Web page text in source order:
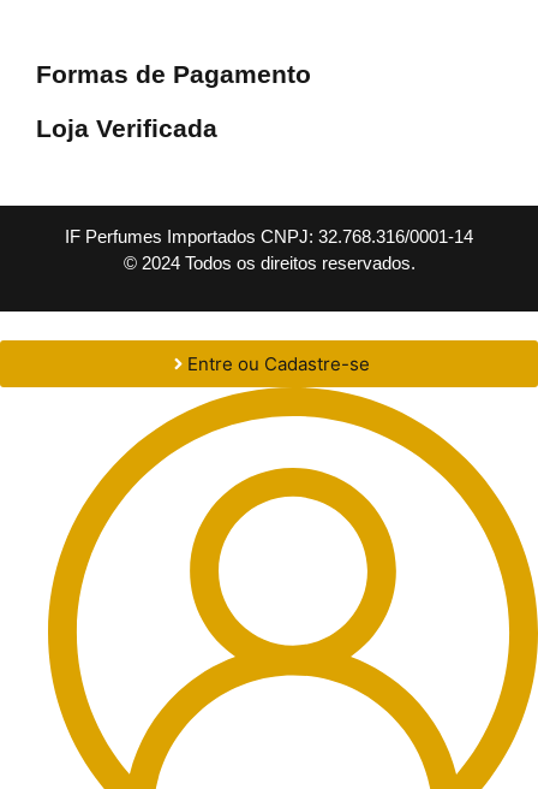
Formas de Pagamento
Loja Verificada
IF Perfumes Importados CNPJ: 32.768.316/0001-14
© 2024 Todos os direitos reservados.
Entre ou Cadastre-se